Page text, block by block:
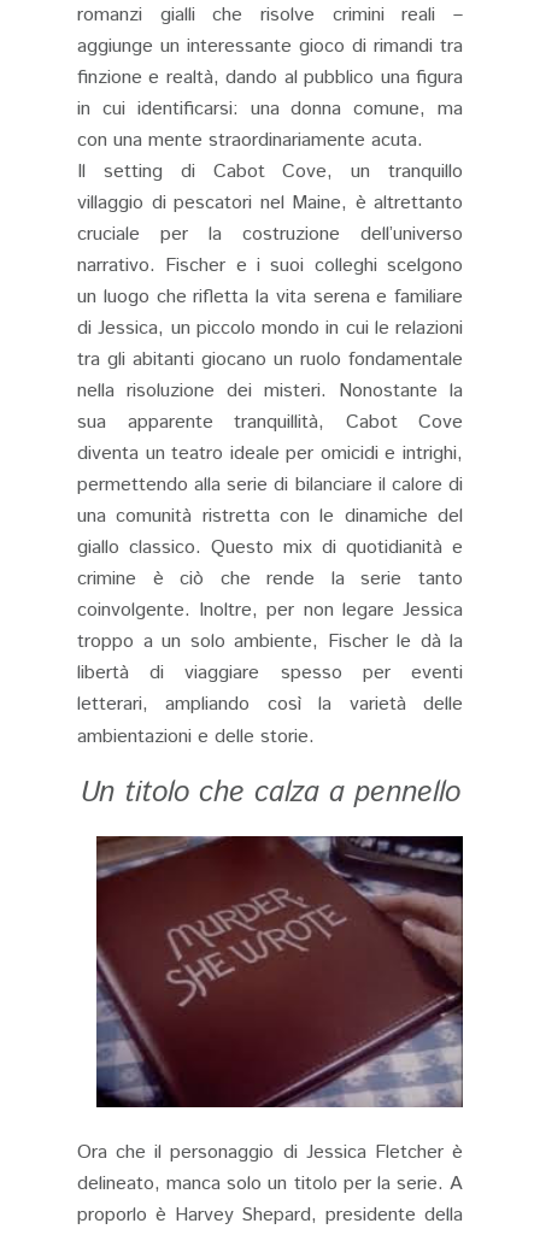
romanzi gialli che risolve crimini reali –
aggiunge un interessante gioco di rimandi tra
finzione e realtà, dando al pubblico una figura
in cui identificarsi: una donna comune, ma
con una mente straordinariamente acuta​.
Il setting di Cabot Cove, un tranquillo
villaggio di pescatori nel Maine, è altrettanto
cruciale per la costruzione dell’universo
narrativo. Fischer e i suoi colleghi scelgono
un luogo che rifletta la vita serena e familiare
di Jessica, un piccolo mondo in cui le relazioni
tra gli abitanti giocano un ruolo fondamentale
nella risoluzione dei misteri. Nonostante la
sua apparente tranquillità, Cabot Cove
diventa un teatro ideale per omicidi e intrighi,
permettendo alla serie di bilanciare il calore di
una comunità ristretta con le dinamiche del
giallo classico. Questo mix di quotidianità e
crimine è ciò che rende la serie tanto
coinvolgente. Inoltre, per non legare Jessica
troppo a un solo ambiente, Fischer le dà la
libertà di viaggiare spesso per eventi
letterari, ampliando così la varietà delle
ambientazioni e delle storie.
Un titolo che calza a pennello
Ora che il personaggio di Jessica Fletcher è
delineato, manca solo un titolo per la serie. A
proporlo è Harvey Shepard, presidente della